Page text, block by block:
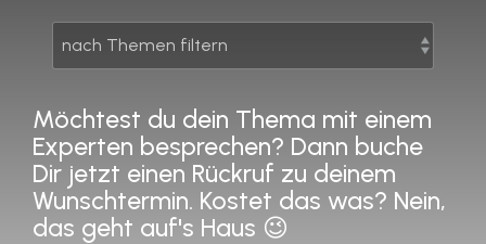
Möchtest du dein Thema mit einem
Experten besprechen? Dann buche
Dir jetzt einen Rückruf zu deinem
Wunschtermin. Kostet das was? Nein,
das geht auf's Haus 😉